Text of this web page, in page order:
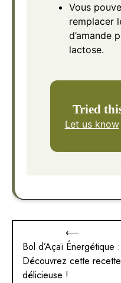
Vous
remplacer
d’amande
lactose.
Tried
Let us know
Navigation
de
l’article
⟵
Bol d’Açaï Énergétique :
Découvrez cette recette
délicieuse !